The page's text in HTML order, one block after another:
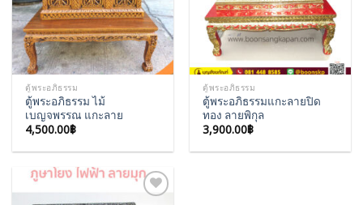
ตู้พระอภิธรรม
ตู้พระอภิธรรม ไม้
เบญจพรรณ แกะลาย
4,500.00฿
ตู้พระอภิธรรม
ตู้พระอภิธรรมแกะลายปิด
ทอง ลายพิกุล
3,900.00฿